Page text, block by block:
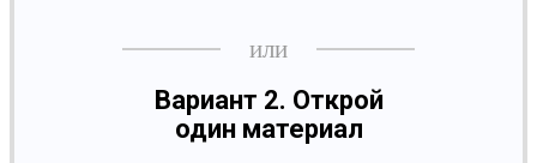
Вариант 2. Открой
один материал